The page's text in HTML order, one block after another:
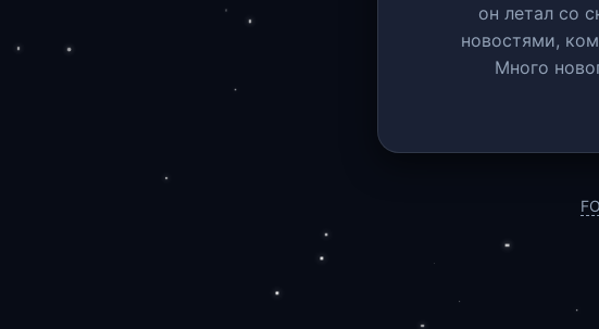
он летал со
новостями,
Много